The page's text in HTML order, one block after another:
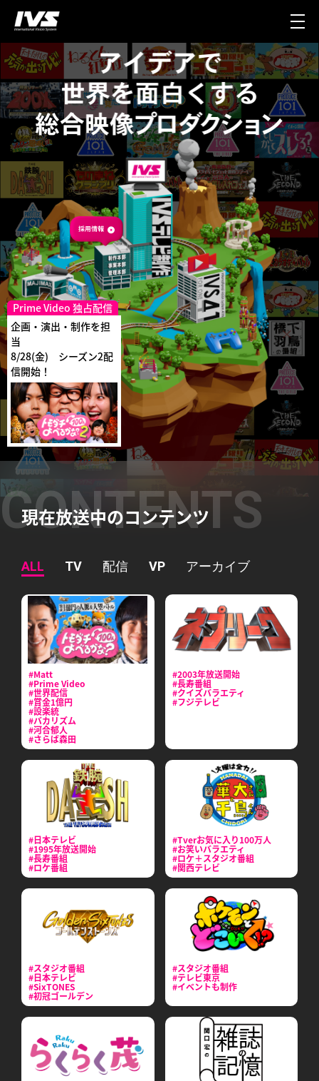
//バナー
Prime Video 独占配信
企画・演出・制作を担
当
8/28(金) シーズン2配
信開始！
現在放送中のコンテンツ
ALL TV 配信 VP アーカイブ
#Matt
#Prime Video
#世界配信
#賞金1億円
#設楽統
#バカリズム
#河合郁人
#さらば森田
#2003年放送開始
#長寿番組
#クイズバラエティ
#フジテレビ
#日本テレビ
#1995年放送開始
#長寿番組
#ロケ番組
#Tverお気に入り100万人
#お笑いバラエティ
#ロケ＋スタジオ番組
#関西テレビ
#スタジオ番組
#日本テレビ
#SixTONES
#初冠ゴールデン
#スタジオ番組
#テレビ東京
#イベントも制作